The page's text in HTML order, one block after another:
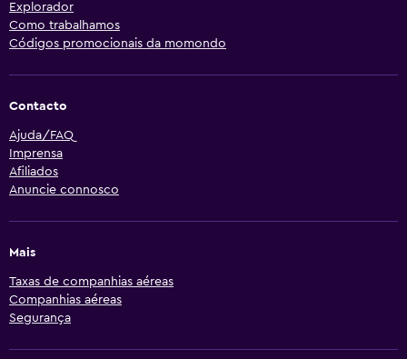
Explorador
Como trabalhamos
Códigos promocionais da momondo
Contacto
Ajuda/FAQ
Imprensa
Afiliados
Anuncie connosco
Mais
Taxas de companhias aéreas
Companhias aéreas
Segurança